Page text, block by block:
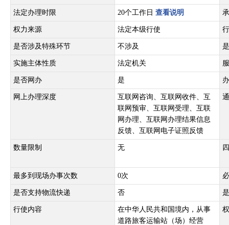
法定办理时限 20个工作日 查看说明
权力来源 法定本级行使
是否涉及特殊环节 不涉及
实施主体性质 法定机关
是否网办 是
网上办理深度
互联网咨询、互联网收件、互
联网预审、互联网受理、互联
网办理、互联网办理结果信息
反馈、互联网电子证照反馈
数量限制 无
最多到现场办事次数 0次
是否支持物流快递 否
行使内容
在中华人民共和国境内，从事
道路旅客运输站（场）经营